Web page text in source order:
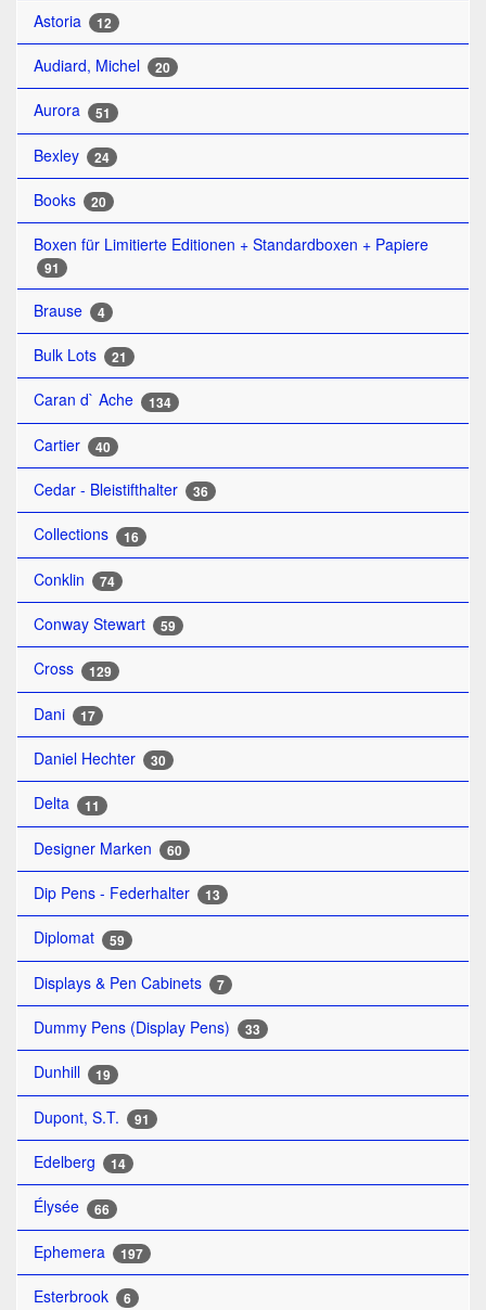
Astoria 12
Audiard, Michel 20
Aurora 51
Bexley 24
Books 20
Boxen für Limitierte Editionen + Standardboxen + Papiere
91
Brause 4
Bulk Lots 21
Caran d` Ache 134
Cartier 40
Cedar - Bleistifthalter 36
Collections 16
Conklin 74
Conway Stewart 59
Cross 129
Dani 17
Daniel Hechter 30
Delta 11
Designer Marken 60
Dip Pens - Federhalter 13
Diplomat 59
Displays & Pen Cabinets 7
Dummy Pens (Display Pens) 33
Dunhill 19
Dupont, S.T. 91
Edelberg 14
Élysée 66
Ephemera 197
Esterbrook 6